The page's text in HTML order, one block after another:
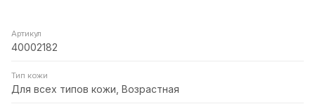
Артикул
40002182
Тип кожи
Для всех типов кожи, Возрастная